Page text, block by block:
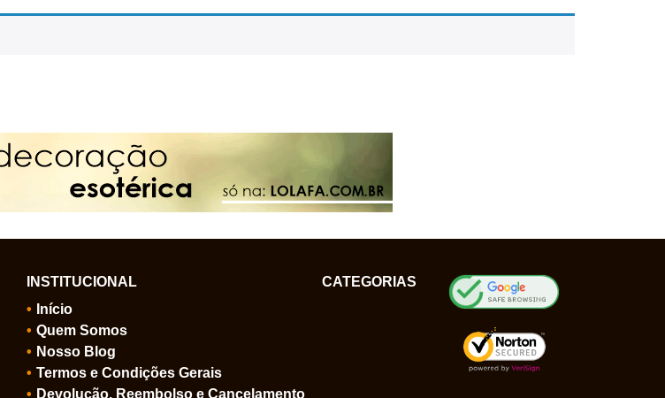
INSTITUCIONAL
Início
Quem Somos
Nosso Blog
Termos e Condições Gerais
Devolução, Reembolso e Cancelamento
CATEGORIAS